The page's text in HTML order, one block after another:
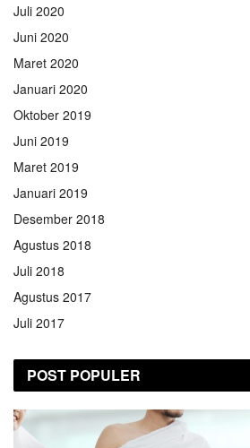
Juli 2020
Juni 2020
Maret 2020
Januari 2020
Oktober 2019
Juni 2019
Maret 2019
Januari 2019
Desember 2018
Agustus 2018
Juli 2018
Agustus 2017
Juli 2017
POST POPULER